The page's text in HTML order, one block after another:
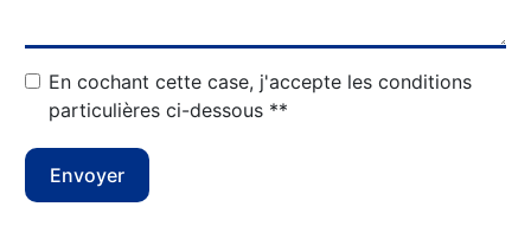
En cochant cette case, j'accepte les conditions
particulières ci-dessous **
Envoyer